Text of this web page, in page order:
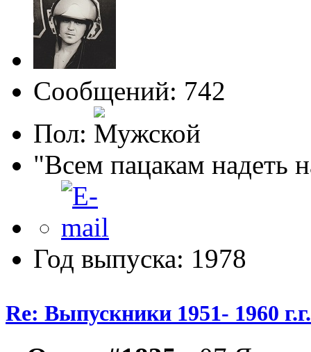
Сообщений: 742
Пол:
"Всем пацакам надеть
Год выпуска: 1978
Re: Выпускники 1951- 1960